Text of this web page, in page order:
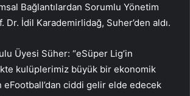
Bağlantılardan Sorumlu Yönetim
Dr. İdil Karademirlidağ, Suher’den aldı.
Üyesi Süher: “eSüper Lig’in
kulüplerimiz büyük bir ekonomik
eFootball’dan ciddi gelir elde edecek